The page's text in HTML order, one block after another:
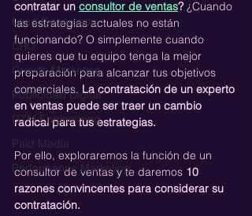
Lead Generation
CRO
Growth Marketing
Publicidad Digital
GTM Engineering
Paid Media
Performance Marketing
contratar un consultor de ventas? ¿Cuando
las estrategias actuales no están
funcionando? O simplemente cuando
quieres que tu equipo tenga la mejor
preparación para alcanzar tus objetivos
comerciales. La contratación de un experto
en ventas puede ser traer un cambio
radical para tus estrategias.
Por ello, exploraremos la función de un
consultor de ventas y te daremos 10
razones convincentes para considerar su
contratación.